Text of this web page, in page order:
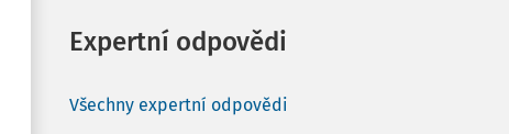
Expertní odpovědi
Všechny expertní odpovědi